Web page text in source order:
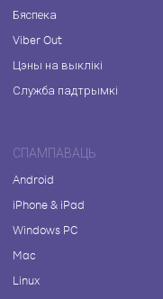
Бяспека
Viber Out
Цэны на выклікі
Служба падтрымкі
СПАМПАВАЦЬ
Android
iPhone & iPad
Windows PC
Mac
Linux